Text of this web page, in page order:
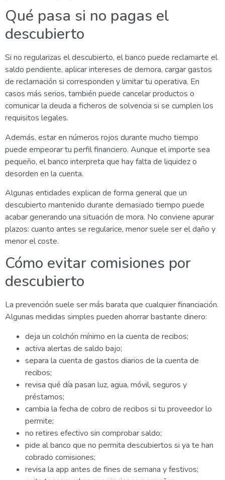
Qué pasa si no pagas el
descubierto
Si no regularizas el descubierto, el banco puede reclamarte el
saldo pendiente, aplicar intereses de demora, cargar gastos
de reclamación si corresponden y limitar tu operativa. En
casos más serios, también puede cancelar productos o
comunicar la deuda a ficheros de solvencia si se cumplen los
requisitos legales.
Además, estar en números rojos durante mucho tiempo
puede empeorar tu perfil financiero. Aunque el importe sea
pequeño, el banco interpreta que hay falta de liquidez o
desorden en la cuenta.
Algunas entidades explican de forma general que un
descubierto mantenido durante demasiado tiempo puede
acabar generando una situación de mora. No conviene apurar
plazos: cuanto antes se regularice, menor suele ser el daño y
menor el coste.
Cómo evitar comisiones por
descubierto
La prevención suele ser más barata que cualquier financiación.
Algunas medidas simples pueden ahorrar bastante dinero:
deja un colchón mínimo en la cuenta de recibos;
activa alertas de saldo bajo;
separa la cuenta de gastos diarios de la cuenta de
recibos;
revisa qué día pasan luz, agua, móvil, seguros y
préstamos;
cambia la fecha de cobro de recibos si tu proveedor lo
permite;
no retires efectivo sin comprobar saldo;
pide al banco que no permita descubiertos si ya te han
cobrado comisiones;
revisa la app antes de fines de semana y festivos;